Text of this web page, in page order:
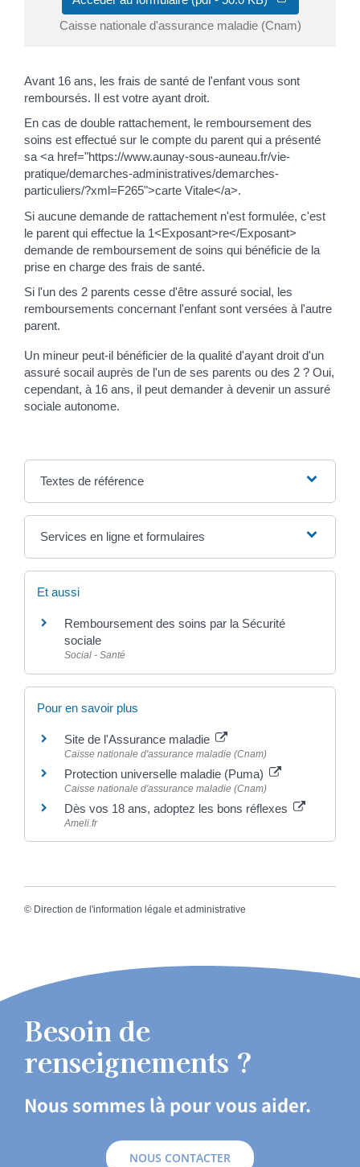
Caisse nationale d'assurance maladie (Cnam)
Avant 16 ans, les frais de santé de l'enfant vous sont
remboursés. Il est votre ayant droit.
En cas de double rattachement, le remboursement des
soins est effectué sur le compte du parent qui a présenté
sa <a href="https://www.aunay-sous-auneau.fr/vie-
pratique/demarches-administratives/demarches-
particuliers/?xml=F265">carte Vitale</a>.
Si aucune demande de rattachement n'est formulée, c'est
le parent qui effectue la 1<Exposant>re</Exposant>
demande de remboursement de soins qui bénéficie de la
prise en charge des frais de santé.
Si l'un des 2 parents cesse d'être assuré social, les
remboursements concernant l'enfant sont versées à l'autre
parent.
Un mineur peut-il bénéficier de la qualité d'ayant droit d'un
assuré socail auprès de l'un de ses parents ou des 2 ? Oui,
cependant, à 16 ans, il peut demander à devenir un assuré
sociale autonome.
Textes de référence
Services en ligne et formulaires
Et aussi
Remboursement des soins par la Sécurité
sociale
Social - Santé
Pour en savoir plus
Site de l'Assurance maladie
Caisse nationale d'assurance maladie (Cnam)
Protection universelle maladie (Puma)
Caisse nationale d'assurance maladie (Cnam)
Dès vos 18 ans, adoptez les bons réflexes
Ameli.fr
© Direction de l'information légale et administrative
Besoin de
renseignements ?
Nous sommes là pour vous aider.
NOUS CONTACTER